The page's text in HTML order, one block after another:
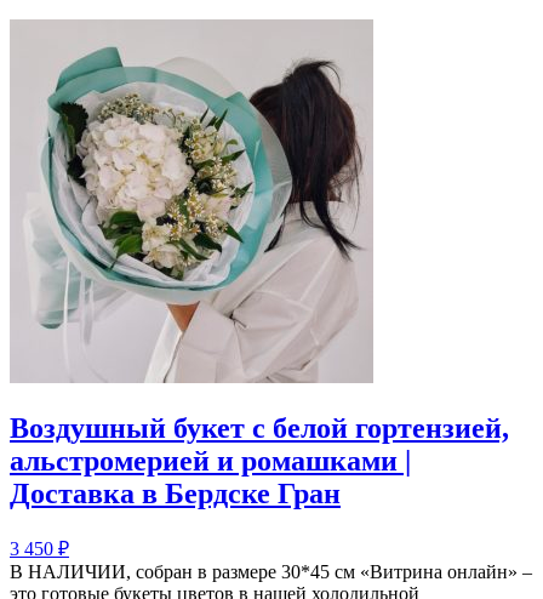
Воздушный букет с белой гортензией,
альстромерией и ромашками |
Доставка в Бердске Гран
3 450 ₽
В НАЛИЧИИ, собран в размере 30*45 см «Витрина онлайн» –
это готовые букеты цветов в нашей холодильной